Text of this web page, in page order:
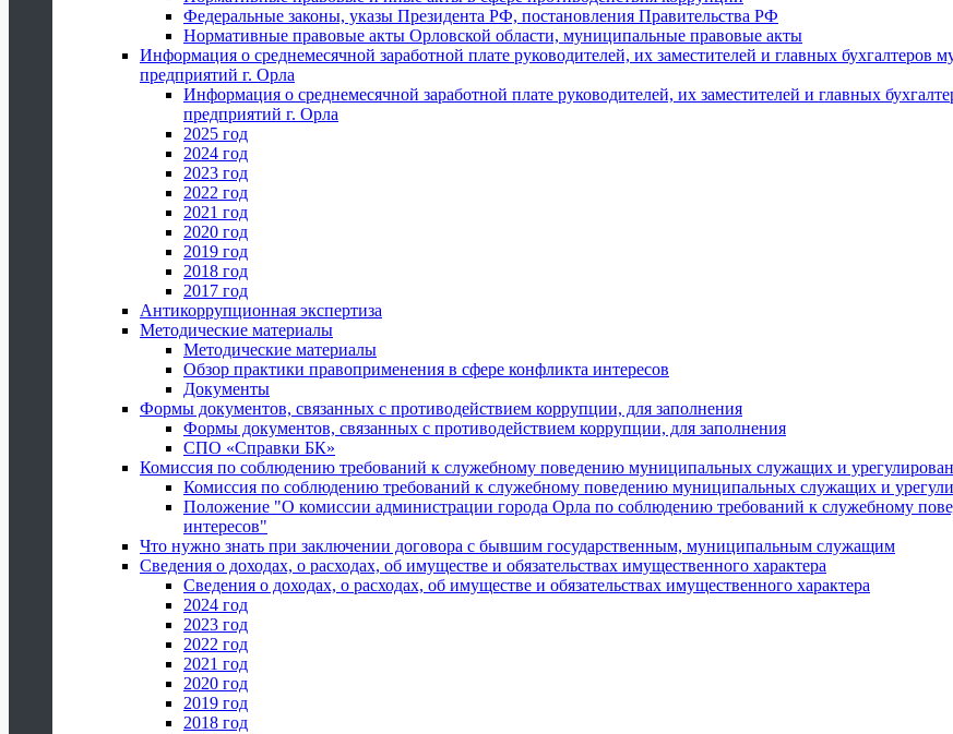
Федеральные законы, указы Президента РФ, постановления Правительства РФ
Нормативные правовые акты Орловской области, муниципальные правовые акты
Информация о среднемесячной заработной плате руководителей, их заместителей и главных
предприятий г. Орла
Информация о среднемесячной заработной плате руководителей, их заместителей и главных
предприятий г. Орла
2025 год
2024 год
2023 год
2022 год
2021 год
2020 год
2019 год
2018 год
2017 год
Антикоррупционная экспертиза
Методические материалы
Методические материалы
Обзор практики правоприменения в сфере конфликта интересов
Документы
Формы документов, связанных с противодействием коррупции, для заполнения
Формы документов, связанных с противодействием коррупции, для заполнения
СПО «Справки БК»
Комиссия по соблюдению требований к служебному поведению муниципальных служащих и
Комиссия по соблюдению требований к служебному поведению муниципальных служащих и
Положение "О комиссии администрации города Орла по соблюдению требований к служебному
интересов"
Что нужно знать при заключении договора с бывшим государственным, муниципальным служащим
Сведения о доходах, о расходах, об имуществе и обязательствах имущественного характера
Сведения о доходах, о расходах, об имуществе и обязательствах имущественного характера
2024 год
2023 год
2022 год
2021 год
2020 год
2019 год
2018 год